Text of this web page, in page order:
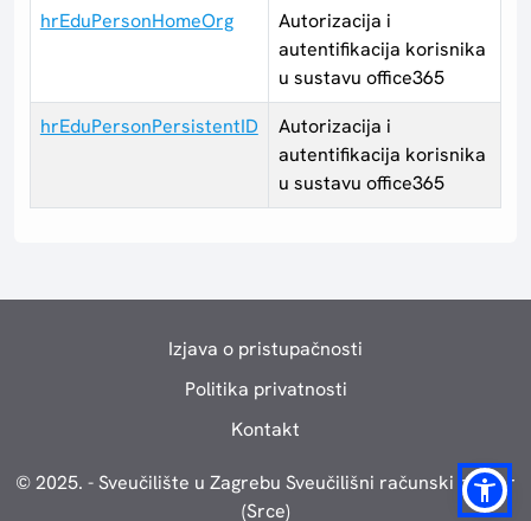
hrEduPersonHomeOrg
Autorizacija i
autentifikacija korisnika
u sustavu office365
hrEduPersonPersistentID
Autorizacija i
autentifikacija korisnika
u sustavu office365
Izjava o pristupačnosti
Politika privatnosti
Kontakt
© 2025. - Sveučilište u Zagrebu Sveučilišni računski centar
(Srce)